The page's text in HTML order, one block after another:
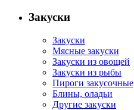
Закуски
Закуски
Мясные закуски
Закуски из овощей
Закуски из рыбы
Пироги закусочные
Блины, оладьи
Другие закуски